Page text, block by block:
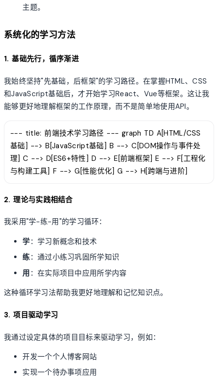
主题。
系统化的学习方法
1. 基础先行，循序渐进
我始终坚持"先基础，后框架"的学习路径。在掌握HTML、CSS
和JavaScript基础后，才开始学习React、Vue等框架。这让我
能够更好地理解框架的工作原理，而不是简单地使用API。
--- title: 前端技术学习路径 --- graph TD A[HTML/CSS
基础] --> B[JavaScript基础] B --> C[DOM操作与事件处
理] C --> D[ES6+特性] D --> E[前端框架] E --> F[工程化
与构建工具] F --> G[性能优化] G --> H[跨端与进阶]
2. 理论与实践相结合
我采用"学-练-用"的学习循环：
学：学习新概念和技术
练：通过小练习巩固所学知识
用 ：在实际项目中应用所学内容
这种循环学习法帮助我更好地理解和记忆知识点。
3. 项目驱动学习
我通过设定具体的项目目标来驱动学习，例如：
开发一个个人博客网站
实现一个待办事项应用